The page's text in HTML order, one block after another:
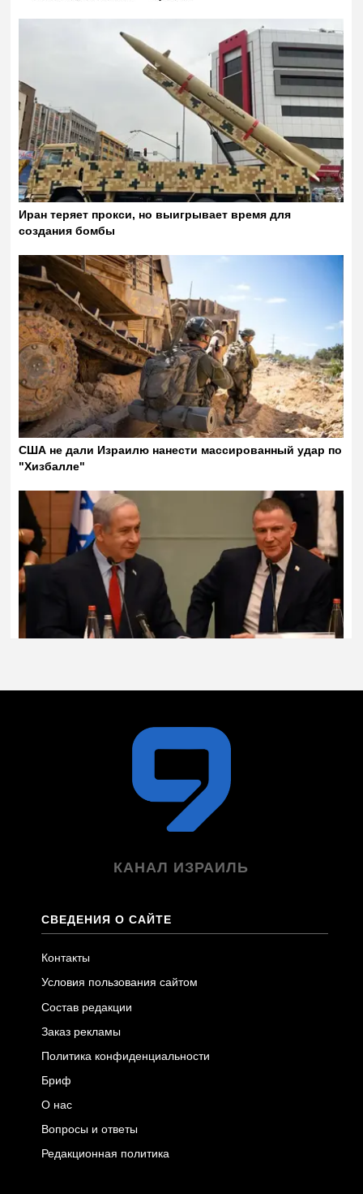
КАНАЛ ИЗРАИЛЬ
СВЕДЕНИЯ О САЙТЕ
Контакты
Условия пользования сайтом
Состав редакции
Заказ рекламы
Политика конфиденциальности
Бриф
О нас
Вопросы и ответы
Редакционная политика